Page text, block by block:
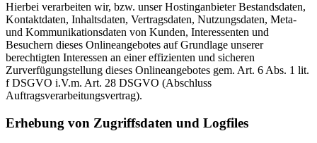
Hierbei verarbeiten wir, bzw. unser Hostinganbieter Bestandsdaten,
Kontaktdaten, Inhaltsdaten, Vertragsdaten, Nutzungsdaten, Meta-
und Kommunikationsdaten von Kunden, Interessenten und
Besuchern dieses Onlineangebotes auf Grundlage unserer
berechtigten Interessen an einer effizienten und sicheren
Zurverfügungstellung dieses Onlineangebotes gem. Art. 6 Abs. 1 lit.
f DSGVO i.V.m. Art. 28 DSGVO (Abschluss
Auftragsverarbeitungsvertrag).
Erhebung von Zugriffsdaten und Logfiles